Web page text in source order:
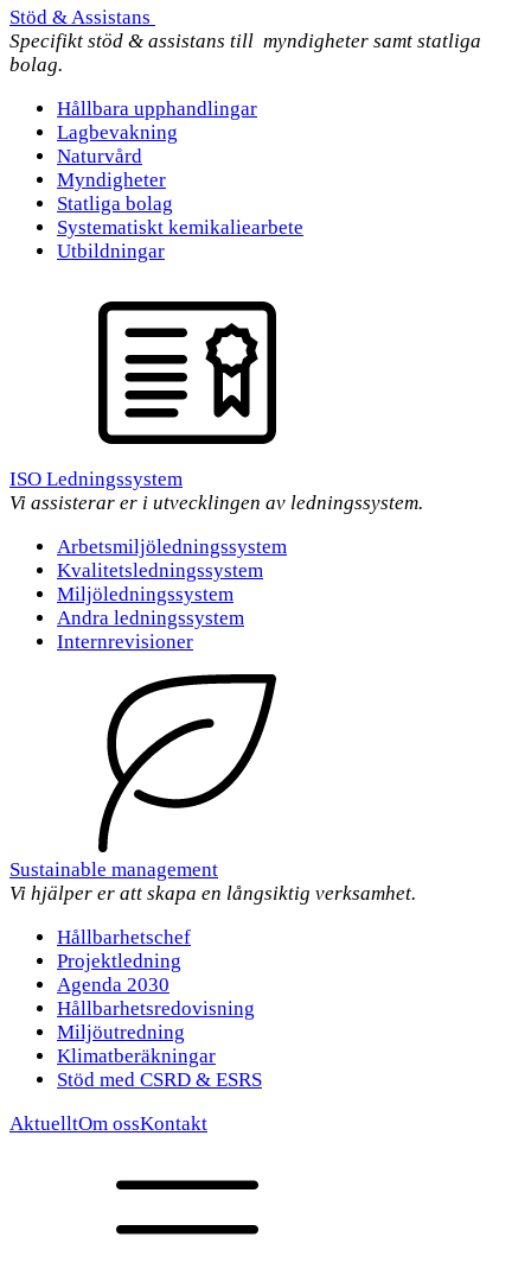
Stöd & Assistans
Specifikt stöd & assistans till myndigheter samt statliga
bolag.
Hållbara upphandlingar
Lagbevakning
Naturvård
Myndigheter
Statliga bolag
Systematiskt kemikaliearbete
Utbildningar
ISO Ledningssystem
Vi assisterar er i utvecklingen av ledningssystem.
Arbetsmiljöledningssystem
Kvalitetsledningssystem
Miljöledningssystem
Andra ledningssystem
Internrevisioner
Sustainable management
Vi hjälper er att skapa en långsiktig verksamhet.
Hållbarhetschef
Projektledning
Agenda 2030
Hållbarhetsredovisning
Miljöutredning
Klimatberäkningar
Stöd med CSRD & ESRS
AktuelltOm ossKontakt